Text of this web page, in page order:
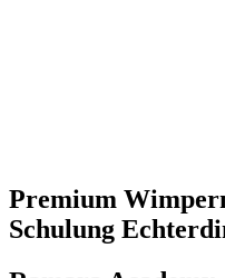
Premium
Schulung